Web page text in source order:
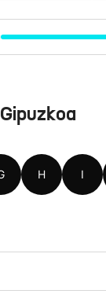
H I